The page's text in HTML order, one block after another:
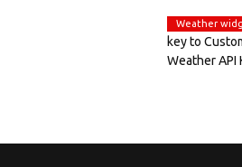
Weather
key to
Weather API